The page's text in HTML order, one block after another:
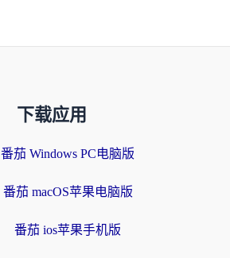
下载应用
番茄 Windows PC电脑版
番茄 macOS苹果电脑版
番茄 ios苹果手机版